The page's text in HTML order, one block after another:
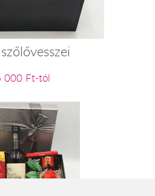
000 Ft-tól